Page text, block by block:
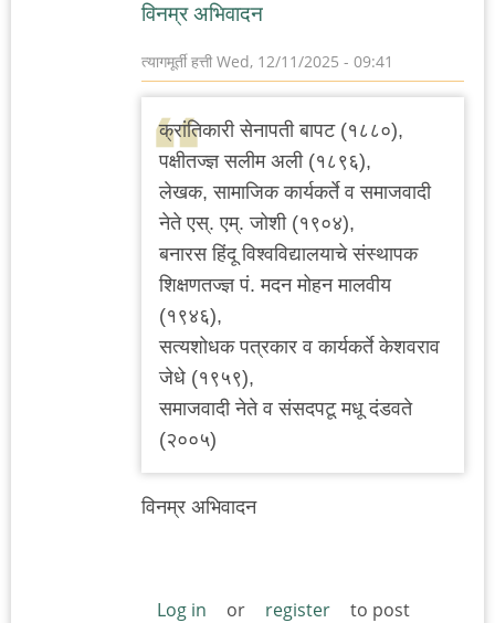
विनम्र अभिवादन
त्यागमूर्ती हत्ती Wed, 12/11/2025 - 09:41
क्रांतिकारी सेनापती बापट (१८८०),
पक्षीतज्ज्ञ सलीम अली (१८९६),
लेखक, सामाजिक कार्यकर्ते व समाजवादी
नेते एस्. एम्. जोशी (१९०४),
बनारस हिंदू विश्वविद्यालयाचे संस्थापक
शिक्षणतज्ज्ञ पं. मदन मोहन मालवीय
(१९४६),
सत्यशोधक पत्रकार व कार्यकर्ते केशवराव
जेधे (१९५९),
समाजवादी नेते व संसदपटू मधू दंडवते
(२००५)
विनम्र अभिवादन
Log in or register
to post